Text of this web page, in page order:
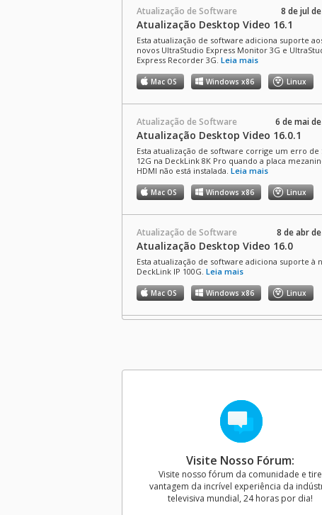
Atualização de Software 8 de jul
Atualização Desktop Video 16.1
Esta atualização de software adiciona suporte
novos UltraStudio Express Monitor 3G e
Express Recorder 3G. Leia mais
Mac OS Windows x86 Linux
Atualização de Software 6 de mai
Atualização Desktop Video 16.0.1
Esta atualização de software corrige um erro de
12G na DeckLink 8K Pro quando a placa
HDMI não está instalada. Leia mais
Mac OS Windows x86 Linux
Atualização de Software 8 de abr
Atualização Desktop Video 16.0
Esta atualização de software adiciona suporte à
DeckLink IP 100G. Leia mais
Mac OS Windows x86 Linux
do Desktop Video 16.0, permitindo atualizar o
Windows x86
Atualização de Software
Atualização Desktop Video 15.3.1
Esta atualização de software inclui diversas
de bugs para os modelos DeckLink, UltraStudio e
Intensity, além de melhorias gerais de
Visite Nosso Fórum:
Visite nosso fórum da comunidade e tire
vantagem da incrível experiência da
televisiva mundial, 24 horas por dia!